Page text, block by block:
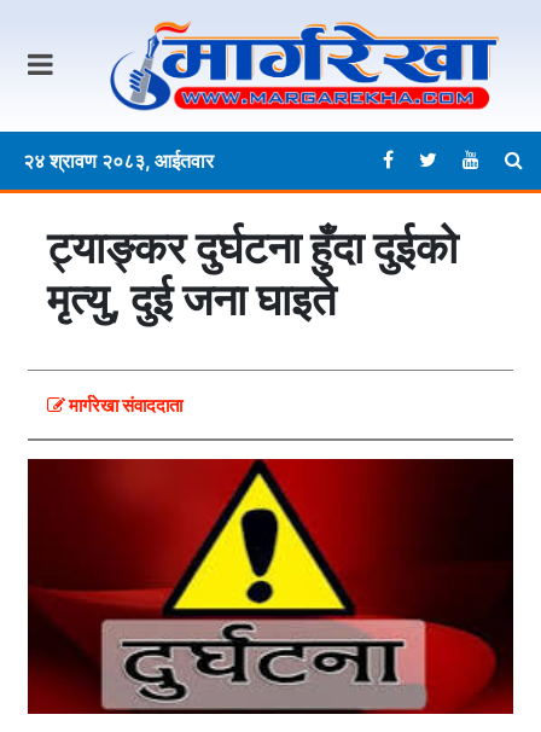
२४ श्रावण २०८३, आईतवार
ट्याङ्कर दुर्घटना हुँदा दुईको
मृत्यु, दुई जना घाइते
मार्गरेखा संवाददाता